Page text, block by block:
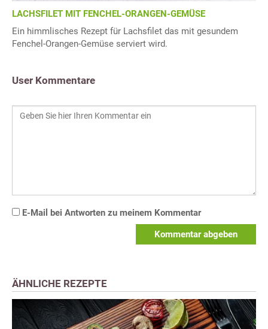
LACHSFILET MIT FENCHEL-ORANGEN-GEMÜSE
Ein himmlisches Rezept für Lachsfilet das mit gesundem
Fenchel-Orangen-Gemüse serviert wird.
User Kommentare
E-Mail bei Antworten zu meinem Kommentar
Kommentar abgeben
ÄHNLICHE REZEPTE